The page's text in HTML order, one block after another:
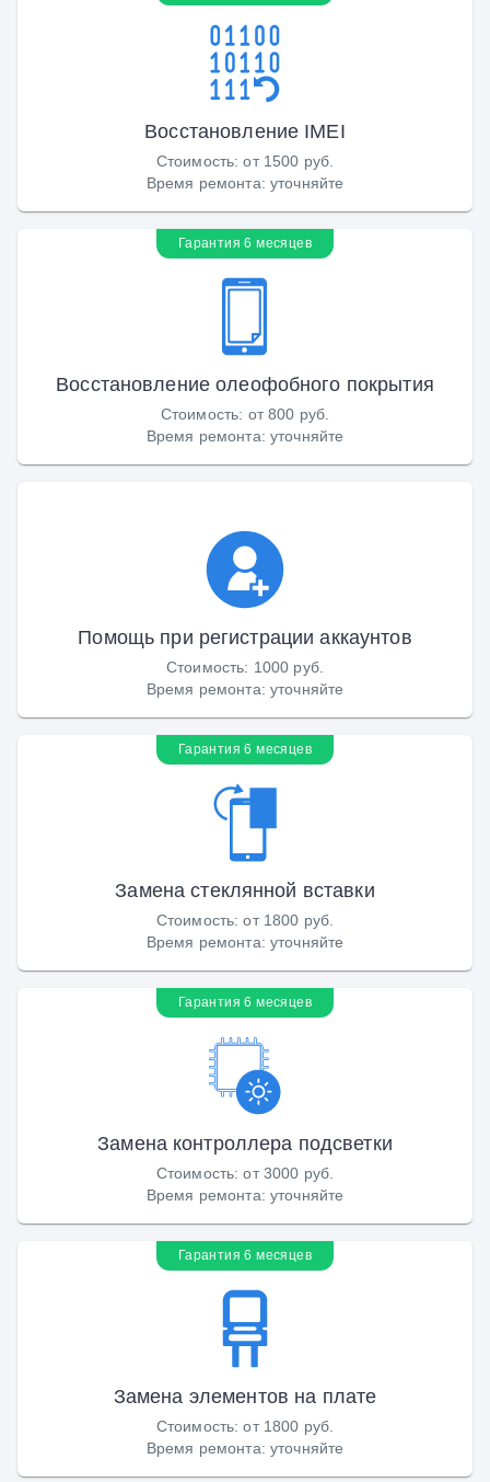
Восстановление IMEI
Стоимость:от 1500 руб.
Время ремонта: уточняйте
Гарантия 6 месяцев
Восстановление олеофобного покрытия
Стоимость: от 800 руб.
Время ремонта: уточняйте
Помощь при регистрации аккаунтов
Стоимость: 1000 руб.
Время ремонта: уточняйте
Гарантия 6 месяцев
Замена стеклянной вставки
Стоимость:от 1800 руб.
Время ремонта: уточняйте
Гарантия 6 месяцев
Замена контроллера подсветки
Стоимость:от 3000 руб.
Время ремонта: уточняйте
Гарантия 6 месяцев
Замена элементов на плате
Стоимость:от 1800 руб.
Время ремонта: уточняйте